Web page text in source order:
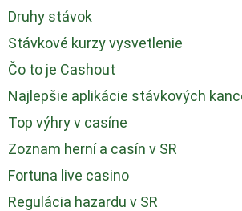
Druhy stávok
Stávkové kurzy vysvetlenie
Čo to je Cashout
Najlepšie aplikácie stávkových
Top výhry v casíne
Zoznam herní a casín v SR
Fortuna live casino
Regulácia hazardu v SR